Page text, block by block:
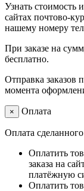
Узнать стоимость
сайтах почтово-
нашему номеру
При заказе на
бесплатно.
Отправка заказов
момента
× Оплата
Оплата
Оплатить
заказа на
платёжную
Оплатить